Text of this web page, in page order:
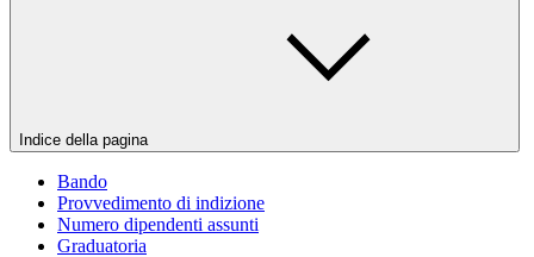
Indice della pagina
Bando
Provvedimento di indizione
Numero dipendenti assunti
Graduatoria